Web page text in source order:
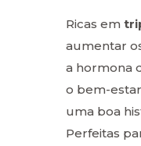
Ricas em
aumentar
a hormona
o bem-
uma boa
Perfeitas